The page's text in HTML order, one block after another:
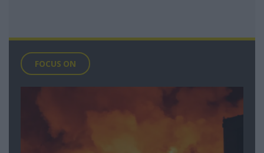
FOCUS ON